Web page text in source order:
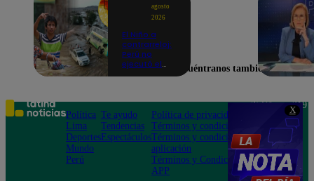
X
agosto
2026
El Niño a
contrarreloj:
Perú no
ejecutó el
inundaciones
en puntos
críticos de
ríos
Encuéntranos también en
Política
Lima
Deportes
Mundo
Perú
Te ayudo
Tendencias
Espectáculos
Política de privacidad
Términos y condiciones
Términos y condiciones
aplicación
Términos y Condiciones
APP
Teléfono: 219
Av. San
Felipe 968
Jesús María